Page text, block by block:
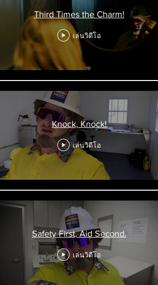
Third Times the Charm!
เล่นวิดีโอ
Knock, Knock!
เล่นวิดีโอ
Safety First, Aid Second.
เล่นวิดีโอ